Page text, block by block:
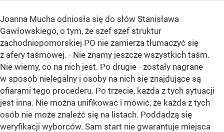
Joanna Mucha odniosła się do słów Stanisława
Gawłowskiego, o tym, że szef szef struktur
zachodniopomorskiej PO nie zamierza tłumaczyć się
z afery taśmowej. - Nie znamy jeszcze wszystkich taśm.
Nie wiemy, co na nich jest. Po drugie - zostały nagrane
w sposób nielegalny i osoby na nich się znajdujące są
ofiarami tego procederu. Po trzecie, każda z tych sytuacji
jest inna. Nie można unifikować i mówić, że każda z tych
osób nie może znaleźć się na listach. Poddadzą się
weryfikacji wyborców. Sam start nie gwarantuje miejsca